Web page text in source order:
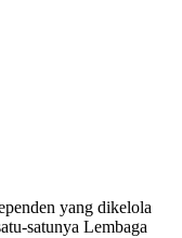
yang dikelola
satunya Lembaga